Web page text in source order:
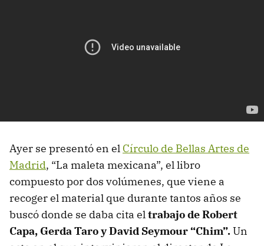
Ayer se presentó en el Círculo de Bellas Artes de
Madrid, “La maleta mexicana”, el libro
compuesto por dos volúmenes, que viene a
recoger el material que durante tantos años se
buscó donde se daba cita eltrabajo de Robert
Capa, Gerda Taro y David Seymour “Chim”.Un